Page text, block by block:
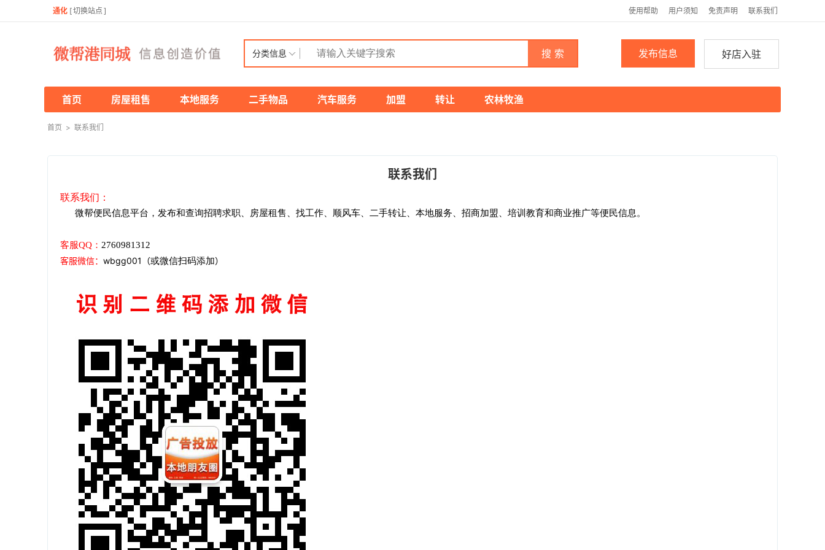
通化 [切换站点 ] 使用帮助 用户须知 免责声明 联系我们
分类信息 搜 索 好店入驻
发布信息
首页 房屋租售 本地服务 二手物品 汽车服务 加盟 转让 农林牧渔
首页 > 联系我们
联系我们
联系我们：
微帮便民信息平台，发布和查询招聘求职、房屋租售、找工作、顺风车、二手转让、本地服务、招商加盟、培训教育和商业推广等便民信息。
客服QQ： 2760981312
客服微信： wbgg001 （或微信扫码添加）